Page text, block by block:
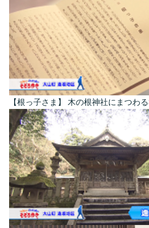
【根っ子さま】 木の根神社にまつわ